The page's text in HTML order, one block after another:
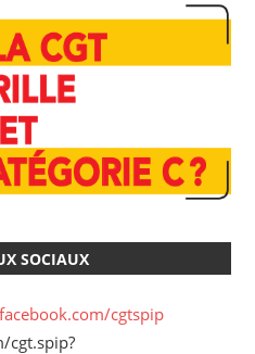
SOCIAUX
cgtspip
cgt.spip?